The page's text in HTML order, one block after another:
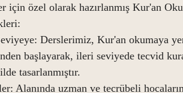
için özel olarak hazırlanmış Kur'an
Derslerimiz, Kur'an okumaya
başlayarak, ileri seviyede tecvid
tasarlanmıştır.
Alanında uzman ve tecrübeli